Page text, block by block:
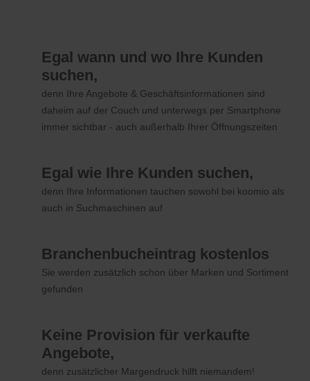
Egal wann und wo Ihre Kunden
suchen,
denn Ihre Angebote & Geschäftsinformationen sind
daheim auf der Couch und unterwegs per Smartphone
immer sichtbar - auch außerhalb Ihrer Öffnungszeiten
Egal wie Ihre Kunden suchen,
denn Ihre Informationen tauchen sowohl bei koomio als
auch in Suchmaschinen auf
Branchenbucheintrag kostenlos
Sie werden zusätzlich schon über Marken und Sortiment
gefunden
Keine Provision für verkaufte
Angebote,
denn zusätzlicher Margendruck hilft niemandem!